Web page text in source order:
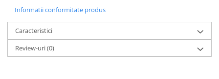
Informatii conformitate produs
Caracteristici
Review-uri(0)